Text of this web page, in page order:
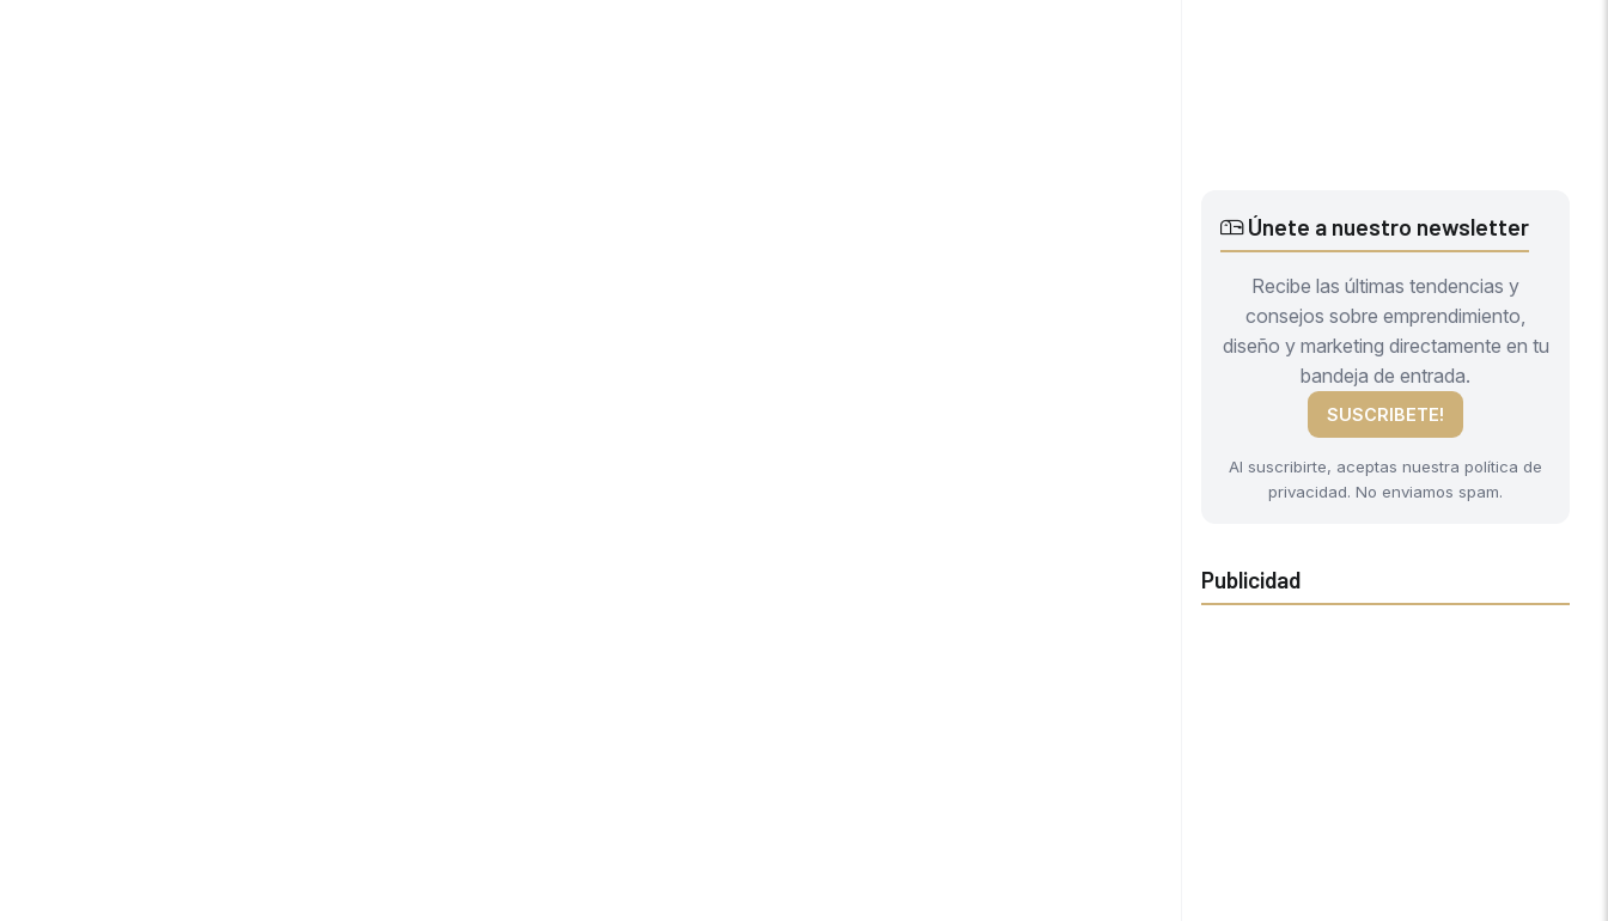
Únete a nuestro newsletter
Recibe las últimas tendencias y
consejos sobre emprendimiento,
diseño y marketing directamente en tu
bandeja de entrada.
SUSCRIBETE!
Al suscribirte, aceptas nuestra política de
privacidad. No enviamos spam.
Publicidad